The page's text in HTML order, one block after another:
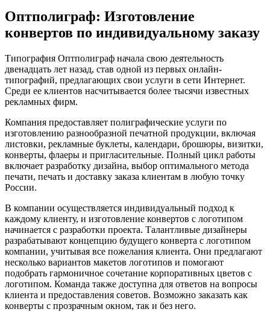
Оптполиграф: Изготовление
конвертов по индивидуальному заказу
Типография Оптполиграф начала свою деятельность
двенадцать лет назад, став одной из первых онлайн-
типографий, предлагающих свои услуги в сети Интернет.
Среди ее клиентов насчитывается более тысячи известных
рекламных фирм.
Компания предоставляет полиграфические услуги по
изготовлению разнообразной печатной продукции, включая
листовки, рекламные буклеты, календари, брошюры, визитки,
конверты, флаеры и пригласительные. Полный цикл работы
включает разработку дизайна, выбор оптимального метода
печати, печать и доставку заказа клиентам в любую точку
России.
В компании осуществляется индивидуальный подход к
каждому клиенту, и изготовление конвертов с логотипом
начинается с разработки проекта. Талантливые дизайнеры
разрабатывают концепцию будущего конверта с логотипом
компании, учитывая все пожелания клиента. Они предлагают
несколько вариантов макетов логотипов и помогают
подобрать гармоничное сочетание корпоративных цветов с
логотипом. Команда также доступна для ответов на вопросы
клиента и предоставления советов. Возможно заказать как
конверты с прозрачным окном, так и без него.